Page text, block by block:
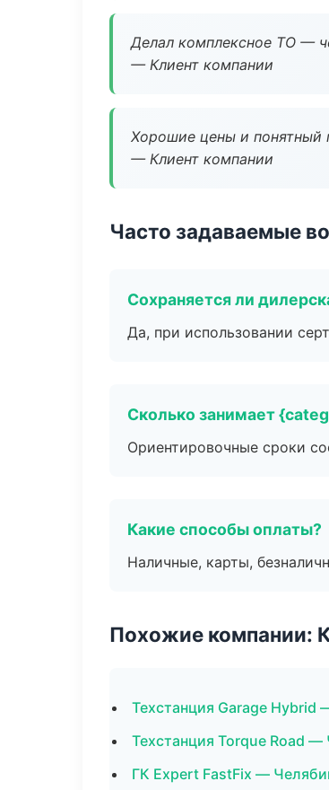
Делал комплексное ТО —
— Клиент компании
Хорошие цены и понятный
— Клиент компании
Часто задаваемые
Сохраняется ли
Да, при использовании
Сколько занимает
Ориентировочные сроки
Какие способы оплаты?
Наличные, карты,
Похожие компании:
Техстанция Garage Hybrid
Техстанция Torque Road —
ГК Expert FastFix —